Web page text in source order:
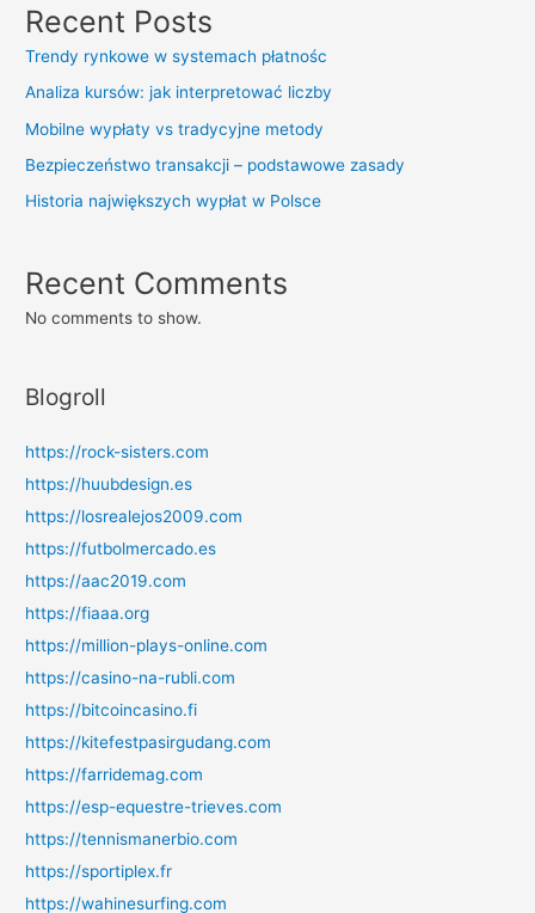
Recent Posts
Trendy rynkowe w systemach płatnośc
Analiza kursów: jak interpretować liczby
Mobilne wypłaty vs tradycyjne metody
Bezpieczeństwo transakcji – podstawowe zasady
Historia największych wypłat w Polsce
Recent Comments
No comments to show.
Blogroll
https://rock-sisters.com
https://huubdesign.es
https://losrealejos2009.com
https://futbolmercado.es
https://aac2019.com
https://fiaaa.org
https://million-plays-online.com
https://casino-na-rubli.com
https://bitcoincasino.fi
https://kitefestpasirgudang.com
https://farridemag.com
https://esp-equestre-trieves.com
https://tennismanerbio.com
https://sportiplex.fr
https://wahinesurfing.com